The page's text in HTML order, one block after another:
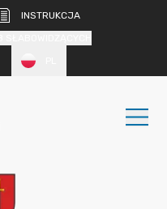
INSTRUKCJA